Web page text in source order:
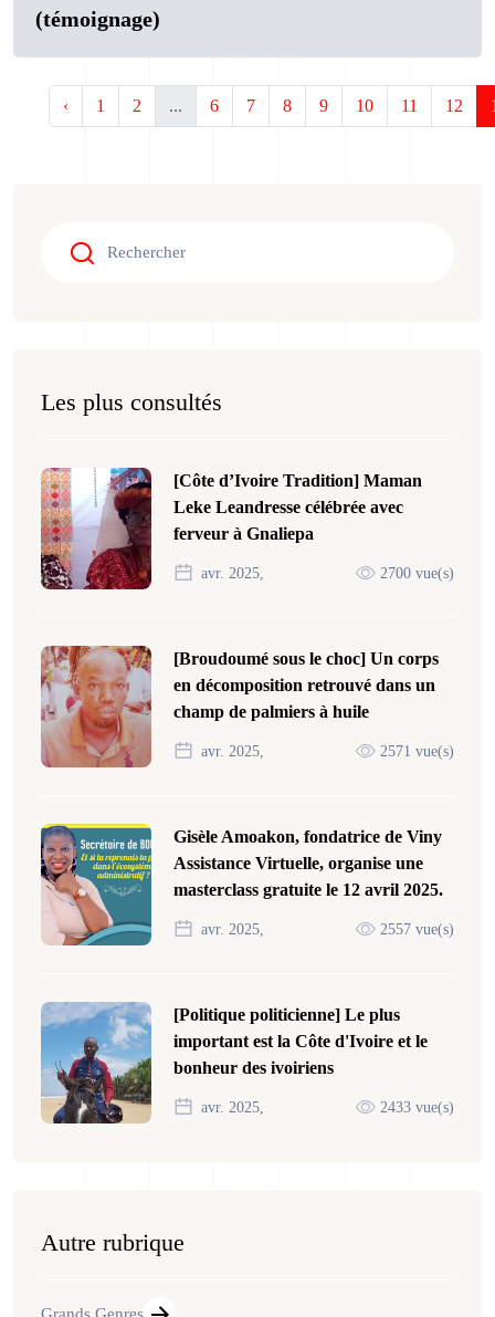
(témoignage)
‹ 1 2 ... 6 7 8 9 10 11 12
Les plus consultés
[Côte d’Ivoire Tradition] Maman
Leke Leandresse célébrée avec
ferveur à Gnaliepa
avr. 2025, 2700 vue(s)
[Broudoumé sous le choc] Un corps
en décomposition retrouvé dans un
champ de palmiers à huile
avr. 2025, 2571 vue(s)
Gisèle Amoakon, fondatrice de Viny
Assistance Virtuelle, organise une
masterclass gratuite le 12 avril 2025.
avr. 2025, 2557 vue(s)
[Politique politicienne] Le plus
important est la Côte d'Ivoire et le
bonheur des ivoiriens
avr. 2025, 2433 vue(s)
Autre rubrique